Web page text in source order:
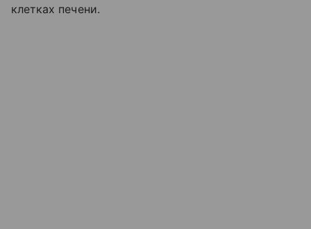
клетках печени.